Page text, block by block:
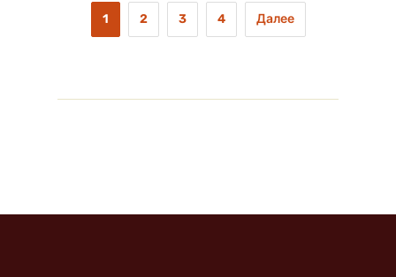
1 2 3 4 Далее